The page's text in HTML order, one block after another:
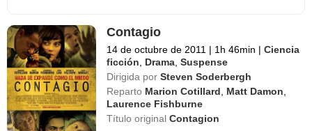
Contagio
14 de octubre de 2011 | 1h 46min | Ciencia
ficción
Drama ,Suspense
Dirigida por Steven Soderbergh
Reparto Marion Cotillard Matt Damon
Laurence Fishburne
Título originalContagion